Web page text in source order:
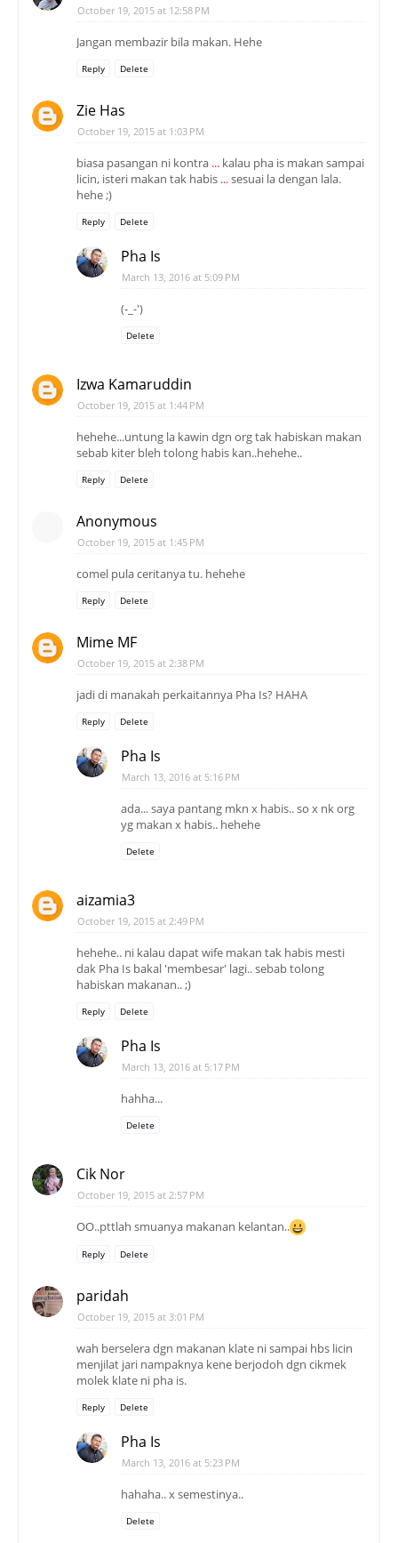
October 19, 2015 at 12:58 PM
Jangan membazir bila makan. Hehe
Reply Delete
Zie Has
October 19, 2015 at 1:03 PM
biasa pasangan ni kontra ... kalau pha is makan sampai
licin, isteri makan tak habis ...sesuai la dengan lala.
hehe ;)
Reply Delete
Pha Is
March 13, 2016 at 5:09 PM
(-_-')
Delete
Izwa Kamaruddin
October 19, 2015 at 1:44 PM
hehehe...untung la kawin dgn org tak habiskan makan
sebab kiter bleh tolong habis kan..hehehe..
Reply Delete
Anonymous
October 19, 2015 at 1:45 PM
comel pula ceritanya tu. hehehe
Reply Delete
Mime MF
October 19, 2015 at 2:38 PM
jadi di manakah perkaitannya Pha Is? HAHA
Reply Delete
Pha Is
March 13, 2016 at 5:16 PM
ada... saya pantang mkn x habis.. so x nk org
yg makan x habis.. hehehe
Delete
aizamia3
October 19, 2015 at 2:49 PM
hehehe.. ni kalau dapat wife makan tak habis mesti
dak Pha Is bakal 'membesar' lagi.. sebab tolong
habiskan makanan.. ;)
Reply Delete
Pha Is
March 13, 2016 at 5:17 PM
hahha...
Delete
Cik Nor
October 19, 2015 at 2:57 PM
OO..pttlah smuanya makanan kelantan..
Reply Delete
paridah
October 19, 2015 at 3:01 PM
wah berselera dgn makanan klate ni sampai hbs licin
menjilat jari nampaknya kene berjodoh dgn cikmek
molek klate ni pha is.
Reply Delete
Pha Is
March 13, 2016 at 5:23 PM
hahaha.. x semestinya..
Delete